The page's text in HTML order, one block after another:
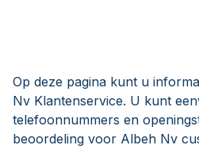
Op deze pagina kunt u
Nv Klantenservice. U kunt
telefoonnummers en
beoordeling voor Albeh Nv